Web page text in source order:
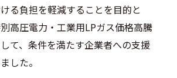
る負担を軽減することを目的と
高圧電力・工業用LPガス価格高騰
て、条件を満たす企業者への支援
した。